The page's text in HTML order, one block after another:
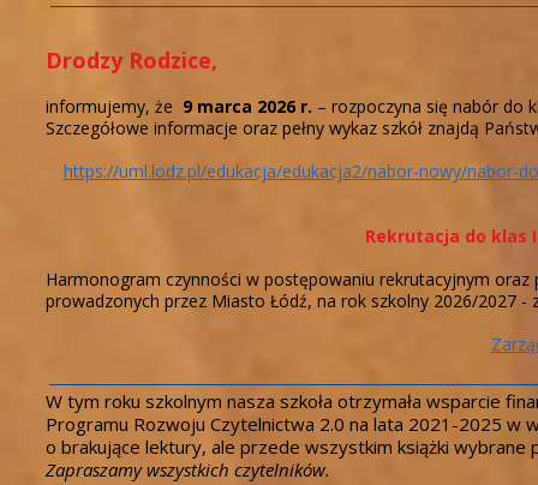
Drodzy Rodzice,
informujemy, że 9 marca 2026 r. – rozpoczyna się nabór do
Szczegółowe informacje oraz pełny wykaz szkół znajdą
https://uml.lodz.pl/edukacja/edukacja2/nabor-nowy/nabor-
Rekrutacja do klas
Harmonogram czynności w postępowaniu rekrutacyjnym
prowadzonych przez Miasto Łódź, na rok szkolny 2026/2027 -
W tym roku szkolnym nasza szkoła otrzymała wsparcie
Programu Rozwoju Czytelnictwa 2.0 na lata 2021-2025 w
o brakujące lektury, ale przede wszystkim książki wybrane
Zapraszamy wszystkich czytelników.